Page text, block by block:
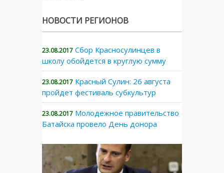
НОВОСТИ РЕГИОНОВ
23.08.2017 Сбор Красносулинцев в
школу обойдется в круглую сумму
23.08.2017 Красный Сулин: 26 августа
пройдет фестиваль субкультур
23.08.2017 Молодежное правительство
Батайска провело День донора